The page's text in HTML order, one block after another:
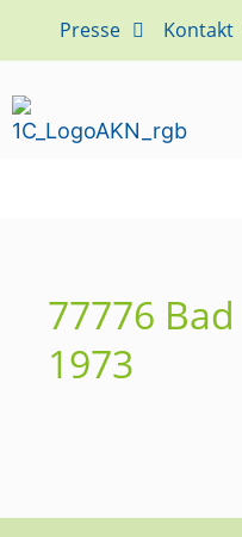
Presse Kontakt
77776
1973